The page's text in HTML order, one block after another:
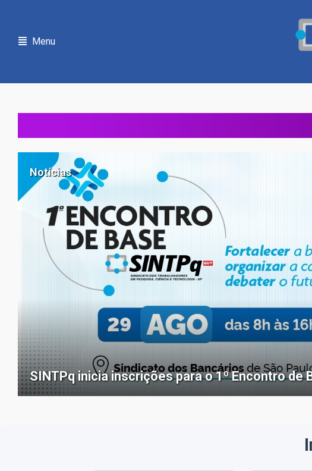
Menu
Notícias
SINTPq inicia inscrições para o 1º Encontro de